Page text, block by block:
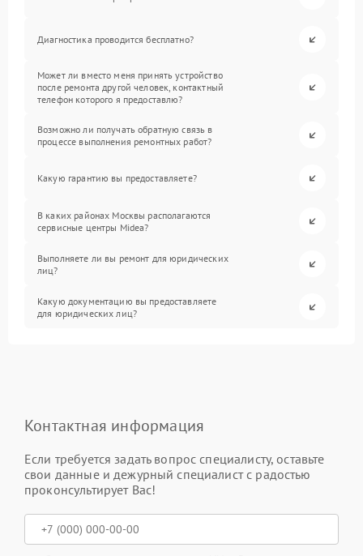
Диагностика проводится бесплатно?
Может ли вместо меня принять устройство
после ремонта другой человек, контактный
телефон которого я предоставлю?
Возможно ли получать обратную связь в
процессе выполнения ремонтных работ?
Какую гарантию вы предоставляете?
В каких районах Москвы располагаются
сервисные центры Midea?
Выполняете ли вы ремонт для юридических
лиц?
Какую документацию вы предоставляете
для юридических лиц?
Контактная информация
Если требуется задать вопрос специалисту, оставьте
свои данные и дежурный специалист с радостью
проконсультирует Вас!